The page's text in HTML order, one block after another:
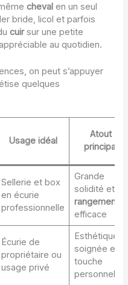
cheval en un seul
bride, licol et parfois
cuirsur une petite
au quotidien.
on peut s’appuyer
quelques
Usage idéal
Atout
principal
Sellerie et box
en écurie
professionnelle
Grande
solidité et
rangement
efficace
Écurie de
propriétaire ou
usage privé
Esthétique
soignée et
touche
personnelle